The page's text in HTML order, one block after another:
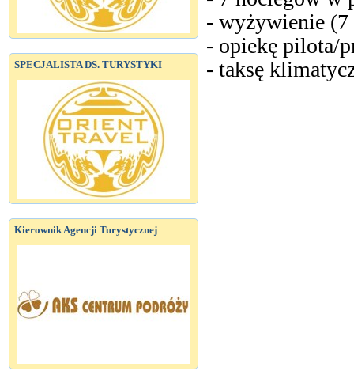
SPECJALISTA DS. TURYSTYKI
Kierownik Agencji Turystycznej
- wyżywienie
- opiekę pilota/
- taksę